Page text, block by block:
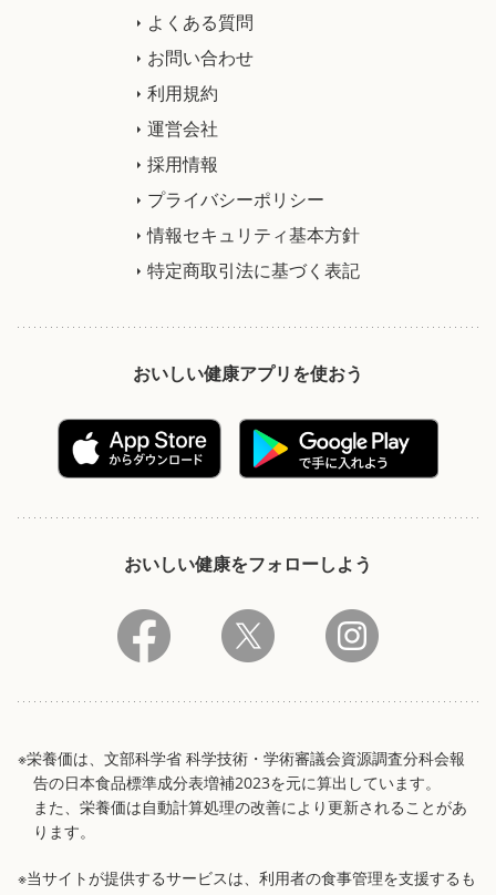
よくある質問
お問い合わせ
利用規約
運営会社
採用情報
プライバシーポリシー
情報セキュリティ基本方針
特定商取引法に基づく表記
おいしい健康アプリを使おう
おいしい健康をフォローしよう
※栄養価は、文部科学省 科学技術・学術審議会資源調査分科会報
告の日本食品標準成分表増補2023を元に算出しています。
また、栄養価は自動計算処理の改善により更新されることがあ
ります。
※当サイトが提供するサービスは、利用者の食事管理を支援するも